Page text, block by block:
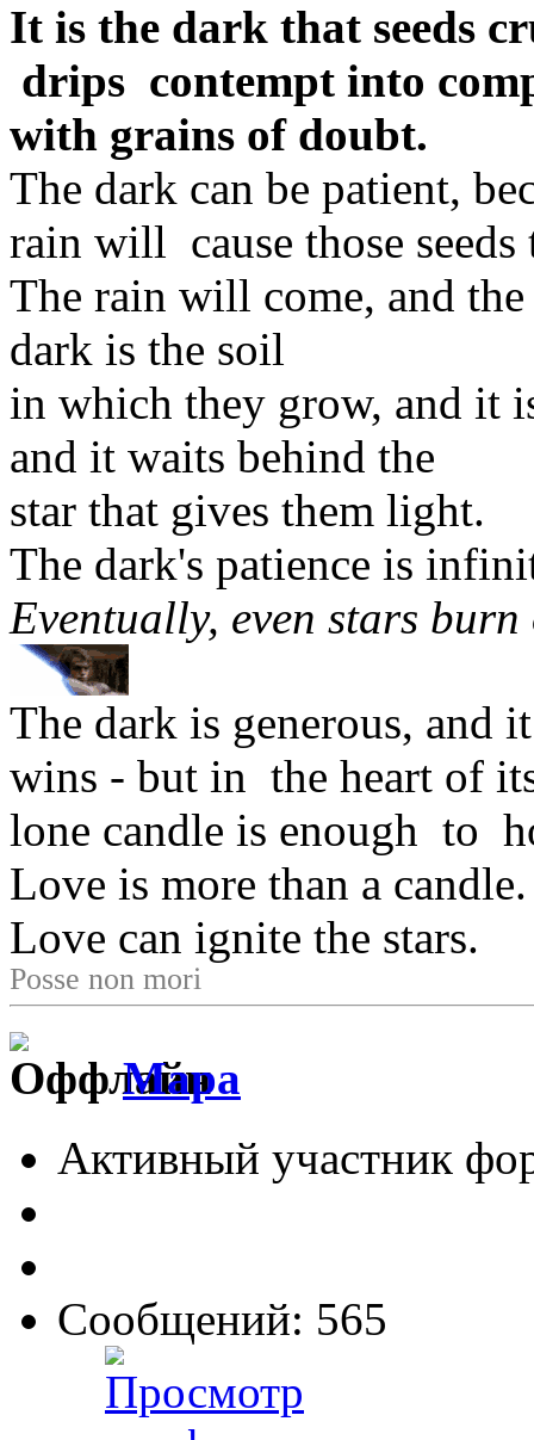
It is the dark that seeds
drips contempt into
with grains of doubt.
The dark can be patient,
rain will cause those seeds
The rain will come, and
dark is the soil
in which they grow, and it
and it waits behind the
star that gives them light.
The dark's patience is
Eventually, even stars burn
The dark is generous, and
wins - but in the heart of
lone candle is enough to
Love is more than a candle.
Love can ignite the stars.
Posse non mori
Мара
Активный участник
Сообщений: 565